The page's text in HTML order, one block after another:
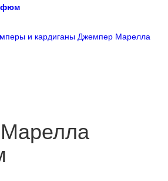
и кардиганы Джемпер Марелла